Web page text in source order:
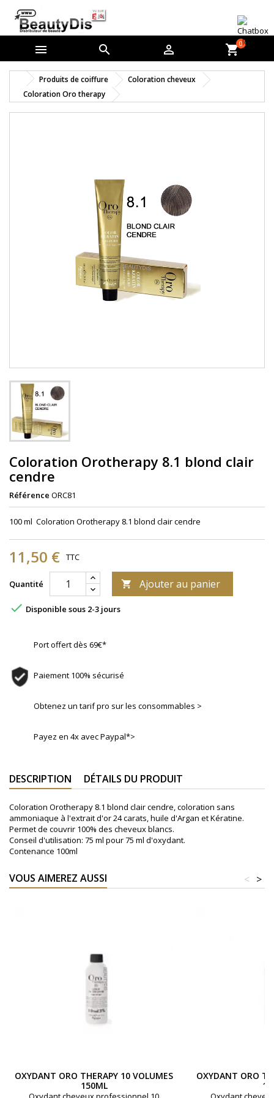
   shopping_cart0
Produits de coiffure
Coloration cheveux
Coloration Oro therapy
Coloration Orotherapy 8.1 blond clair
cendre
Référence ORC81
100 ml Coloration Orotherapy 8.1 blond clair cendre
11,50 € TTC
Quantité  Ajouter au panier
 Disponible sous 2-3 jours
Port offert dès 69€*
Paiement 100% sécurisé
Obtenez un tarif pro sur les consommables >
Payez en 4x avec Paypal*>
DESCRIPTION DÉTAILS DU PRODUIT
Coloration Orotherapy 8.1 blond clair cendre, coloration sans
ammoniaque à l'extrait d'or 24 carats, huile d'Argan et Kératine.
Permet de couvrir 100% des cheveux blancs.
Conseil d'utilisation: 75 ml pour 75 ml d'oxydant.
Contenance 100ml
VOUS AIMEREZ AUSSI >
<
OXYDANT ORO THERAPY 10 VOLUMES
150ML
OXYDANT ORO